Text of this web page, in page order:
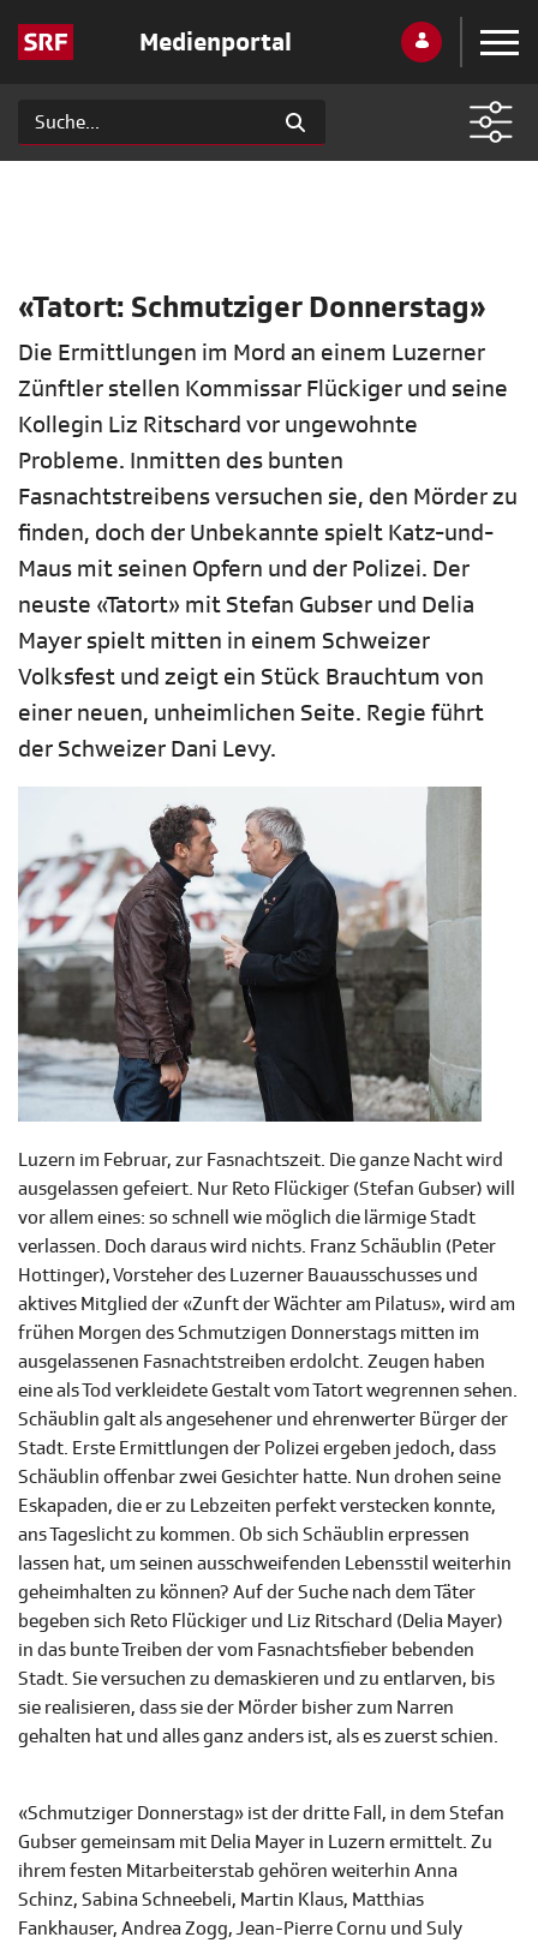
Medienportal
«Tatort: Schmutziger Donnerstag»
Die Ermittlungen im Mord an einem Luzerner
Zünftler stellen Kommissar Flückiger und seine
Kollegin Liz Ritschard vor ungewohnte
Probleme. Inmitten des bunten
Fasnachtstreibens versuchen sie, den Mörder zu
finden, doch der Unbekannte spielt Katz-und-
Maus mit seinen Opfern und der Polizei. Der
neuste «Tatort» mit Stefan Gubser und Delia
Mayer spielt mitten in einem Schweizer
Volksfest und zeigt ein Stück Brauchtum von
einer neuen, unheimlichen Seite. Regie führt
der Schweizer Dani Levy.
Luzern im Februar, zur Fasnachtszeit. Die ganze Nacht wird
ausgelassen gefeiert. Nur Reto Flückiger (Stefan Gubser) will
vor allem eines: so schnell wie möglich die lärmige Stadt
verlassen. Doch daraus wird nichts. Franz Schäublin (Peter
Hottinger), Vorsteher des Luzerner Bauausschusses und
aktives Mitglied der «Zunft der Wächter am Pilatus», wird am
frühen Morgen des Schmutzigen Donnerstags mitten im
ausgelassenen Fasnachtstreiben erdolcht. Zeugen haben
eine als Tod verkleidete Gestalt vom Tatort wegrennen sehen.
Schäublin galt als angesehener und ehrenwerter Bürger der
Stadt. Erste Ermittlungen der Polizei ergeben jedoch, dass
Schäublin offenbar zwei Gesichter hatte. Nun drohen seine
Eskapaden, die er zu Lebzeiten perfekt verstecken konnte,
ans Tageslicht zu kommen. Ob sich Schäublin erpressen
lassen hat, um seinen ausschweifenden Lebensstil weiterhin
geheimhalten zu können? Auf der Suche nach dem Täter
begeben sich Reto Flückiger und Liz Ritschard (Delia Mayer)
in das bunte Treiben der vom Fasnachtsfieber bebenden
Stadt. Sie versuchen zu demaskieren und zu entlarven, bis
sie realisieren, dass sie der Mörder bisher zum Narren
gehalten hat und alles ganz anders ist, als es zuerst schien.
«Schmutziger Donnerstag» ist der dritte Fall, in dem Stefan
Gubser gemeinsam mit Delia Mayer in Luzern ermittelt. Zu
ihrem festen Mitarbeiterstab gehören weiterhin Anna
Schinz, Sabina Schneebeli, Martin Klaus, Matthias
Fankhauser, Andrea Zogg, Jean-Pierre Cornu und Suly